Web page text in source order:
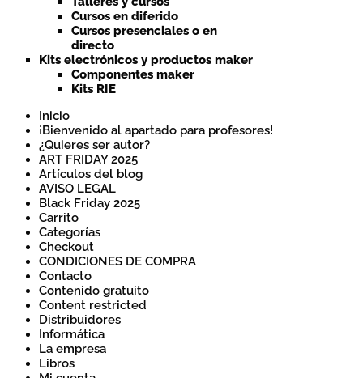
Cursos en diferido
Cursos presenciales o en
directo
Kits electrónicos y productos maker
Componentes maker
Kits RIE
Inicio
¡Bienvenido al apartado para profesores!
¿Quieres ser autor?
ART FRIDAY 2025
Artículos del blog
AVISO LEGAL
Black Friday 2025
Carrito
Categorías
Checkout
CONDICIONES DE COMPRA
Contacto
Contenido gratuito
Content restricted
Distribuidores
Informática
La empresa
Libros